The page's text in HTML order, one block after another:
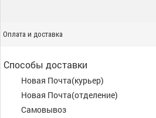
Оплата и доставка
Способы доставки
Новая Почта(курьер)
Новая Почта(отделение)
Самовывоз